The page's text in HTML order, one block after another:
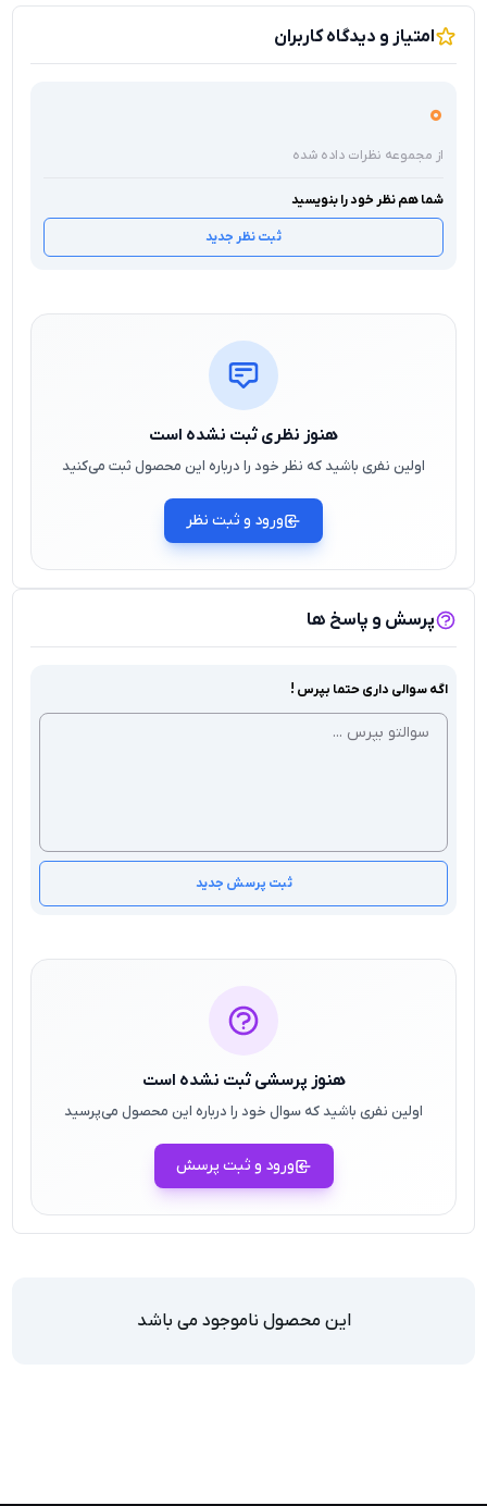
امتیاز و دیدگاه کاربران
0
از مجموعه نظرات داده شده
شما هم نظر خود را بنویسید
ثبت نظر جدید
هنوز نظری ثبت نشده است
اولین نفری باشید که نظر خود را درباره این محصول ثبت می‌کنید
ورود و ثبت نظر
پرسش و پاسخ ها
اگه سوالی داری حتما بپرس !
ثبت پرسش جدید
هنوز پرسشی ثبت نشده است
اولین نفری باشید که سوال خود را درباره این محصول می‌پرسید
ورود و ثبت پرسش
این محصول ناموجود می باشد